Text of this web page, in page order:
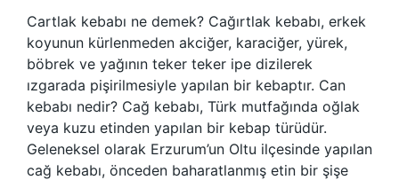
Cartlak kebabı ne demek? Cağırtlak kebabı, erkek
koyunun kürlenmeden akciğer, karaciğer, yürek,
böbrek ve yağının teker teker ipe dizilerek
ızgarada pişirilmesiyle yapılan bir kebaptır. Can
kebabı nedir? Cağ kebabı, Türk mutfağında oğlak
veya kuzu etinden yapılan bir kebap türüdür.
Geleneksel olarak Erzurum’un Oltu ilçesinde yapılan
cağ kebabı, önceden baharatlanmış etin bir şişe